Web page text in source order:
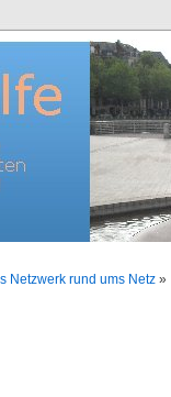
Netzwerk rund ums Netz »